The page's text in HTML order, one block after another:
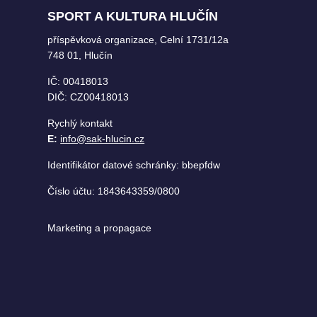
SPORT A KULTURA HLUČÍN
příspěvková organizace, Celní 1731/12a
748 01, Hlučín
IČ: 00418013
DIČ: CZ00418013
Rychlý kontakt
E: info@sak-hlucin.cz
Identifikátor datové schránky: bbepfdw
Číslo účtu: 1843643359/0800
Marketing a propagace